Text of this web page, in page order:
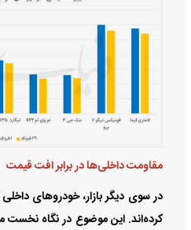
مقاومت داخلی‌ها در برابر افت قیمت
در سوی دیگر بازار، خودرو‌های
کرده‌اند. این موضوع در نگاه